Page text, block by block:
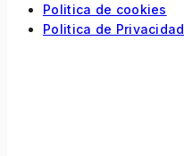
Politica de cookies
Politica de Privacidad